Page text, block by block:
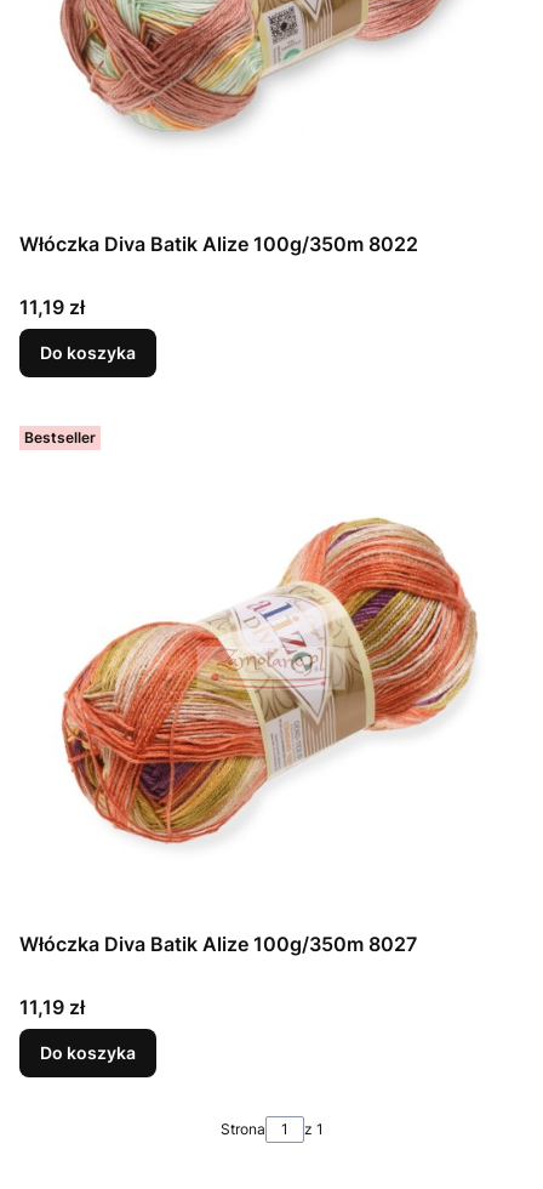
Włóczka Diva Batik Alize 100g/350m 8022
Cena
11,19 zł
Do koszyka
Bestseller
Włóczka Diva Batik Alize 100g/350m 8027
Cena
11,19 zł
Do koszyka
Strona z 1